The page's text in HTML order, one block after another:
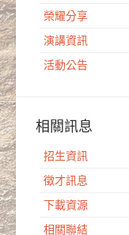
榮耀分享
演講資訊
活動公告
相關訊息
招生資訊
徵才訊息
下載資源
相關聯結